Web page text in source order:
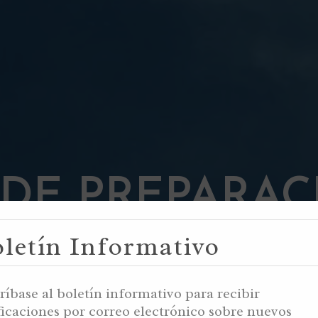
Informativo
al boletín informativo para recibir
por correo electrónico sobre nuevos